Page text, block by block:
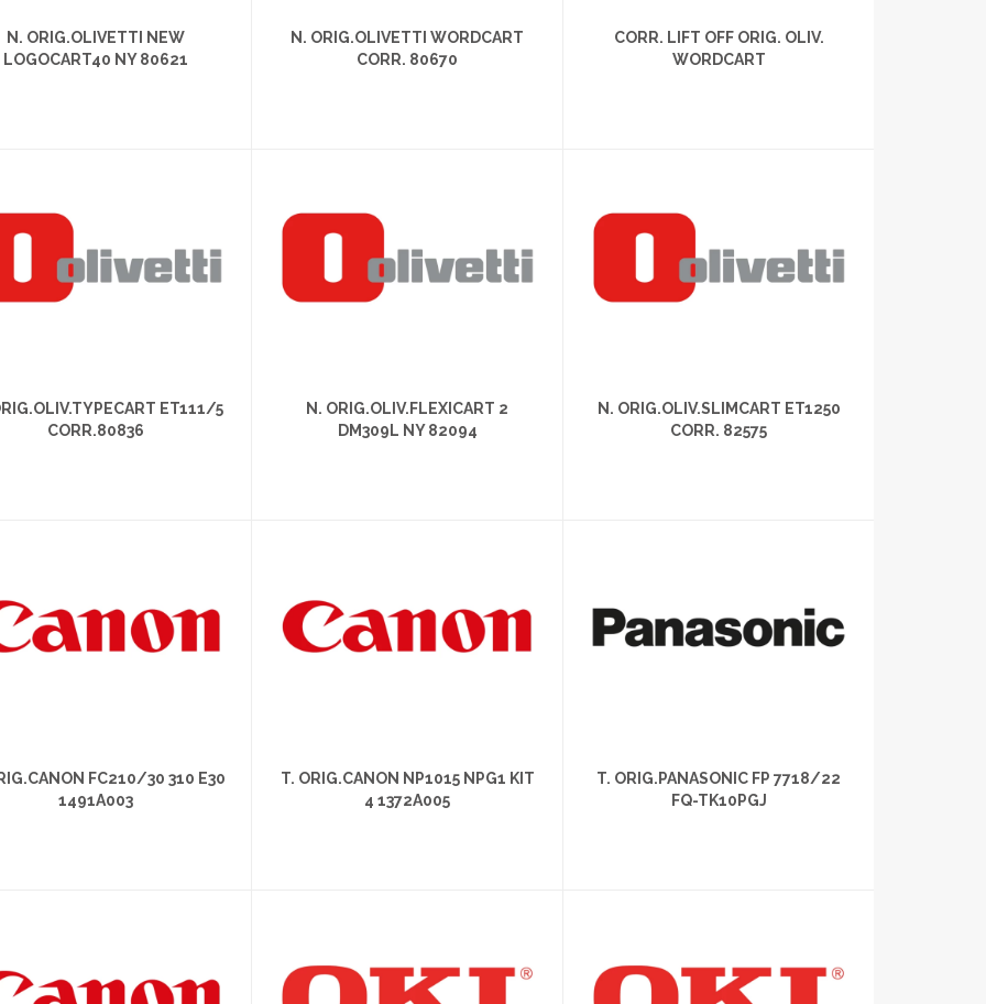
N. ORIG.OLIVETTI NEW
LOGOCART40 NY 80621
N. ORIG.OLIVETTI WORDCART
CORR. 80670
CORR. LIFT OFF ORIG. OLIV.
WORDCART
ET111/5
CORR.80836
N. ORIG.OLIV.FLEXICART 2
DM309L NY 82094
N. ORIG.OLIV.SLIMCART ET1250
CORR. 82575
FC210/30 310 E30
1491A003
T. ORIG.CANON NP1015 NPG1 KIT
4 1372A005
T. ORIG.PANASONIC FP 7718/22
FQ-TK10PGJ